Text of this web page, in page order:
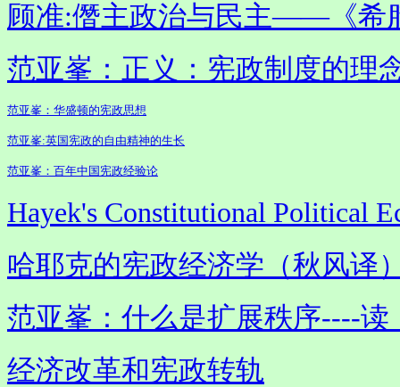
顾准:僭主政治与民主——《希
范亚峯：正义：宪政制度的理
范亚峯 ：华盛顿的宪政思想
范亚峯:英国宪政的自由精神的生长
范亚峯 ：百年中国宪政经验论
Hayek's Constitutional Political
哈耶克的宪政经济学（秋风译
范亚峯 ：什么是扩展秩序----
经济改革和宪政转轨